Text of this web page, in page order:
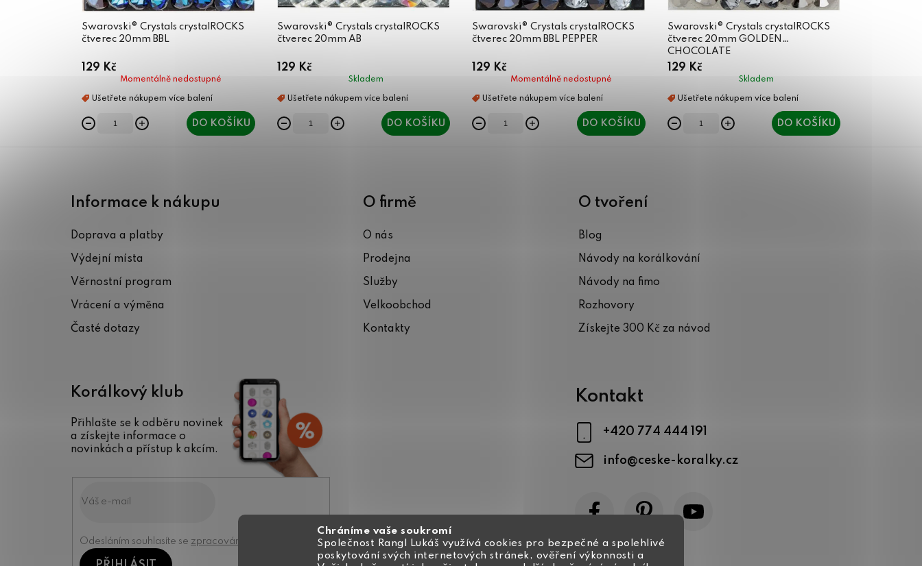
Chráníme vaše soukromí
Společnost Rangl Lukáš využívá cookies pro bezpečné a spolehlivé
poskytování svých internetových stránek, ověření výkonnosti a
Swarovski® Crystals crystalROCKS
čtverec 20mm BBL
129 Kč
Momentálně nedostupné
DO KOŠÍKU
Swarovski® Crystals crystalROCKS
čtverec 20mm AB
129 Kč
Skladem
DO KOŠÍKU
Swarovski® Crystals crystalROCKS
čtverec 20mm BBL PEPPER
129 Kč
Momentálně nedostupné
DO KOŠÍKU
Swarovski® Crystals crystalROCKS
čtverec 20mm GOLDEN
CHOCOLATE
129 Kč
Skladem
DO KOŠÍKU
Informace k nákupu
Doprava a platby
Výdejní místa
Věrnostní program
Vrácení a výměna
Časté dotazy
O firmě
O nás
Prodejna
Služby
Velkoobchod
Kontakty
O tvoření
Blog
Návody na korálkování
Návody na fimo
Rozhovory
Získejte 300 Kč za návod
Korálkový klub
Přihlašte se k odběru novinek
a získejte informace o
novinkách a přístup k akcím.
Odesláním souhlasíte se zpracováním osobních údajů
Kontakt
info@ceske-koralky.cz
+420 774 444 191